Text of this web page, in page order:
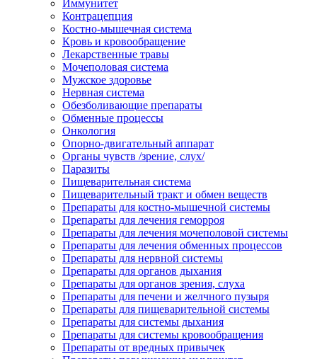
Иммунитет
Контрацепция
Костно-мышечная система
Кровь и кровообращение
Лекарственные травы
Мочеполовая система
Мужское здоровье
Нервная система
Обезболивающие препараты
Обменные процессы
Онкология
Опорно-двигательный аппарат
Органы чувств /зрение, слух/
Паразиты
Пищеварительная система
Пищеварительный тракт и обмен веществ
Препараты для костно-мышечной системы
Препараты для лечения геморроя
Препараты для лечения мочеполовой системы
Препараты для лечения обменных процессов
Препараты для нервной системы
Препараты для органов дыхания
Препараты для органов зрения, слуха
Препараты для печени и желчного пузыря
Препараты для пищеварительной системы
Препараты для системы дыхания
Препараты для системы кровообращения
Препараты от вредных привычек